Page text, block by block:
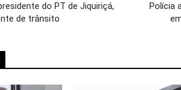
do PT de Jiquiriçá,
de trânsito
Polícia